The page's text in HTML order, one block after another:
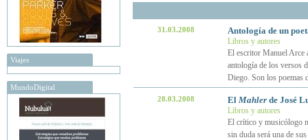
Viajes
MundoDigital
31.03.2008 Antología de un
Libros y autores
El escritor Manuel Arce
antología de los versos
Diego. Son los poemas
28.03.2008 El Mahlerde José
Libros y autores
El crítico y musicólogo
sin duda será una de